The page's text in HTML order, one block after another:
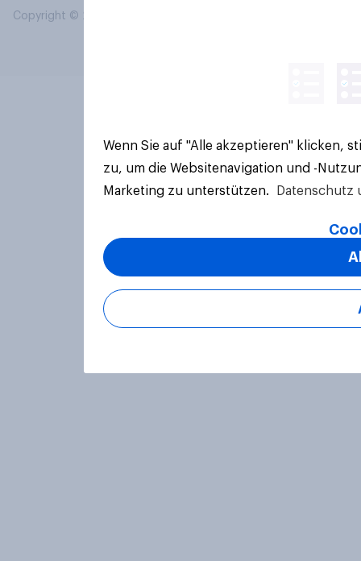
Copyright © 2026 YouGov PLC. Alle Rechte vorbehalten.
Wenn Sie auf "Alle akzeptieren" klicken,
zu, um die Websitenavigation und -
Marketing zu unterstützen.
Datenschutz